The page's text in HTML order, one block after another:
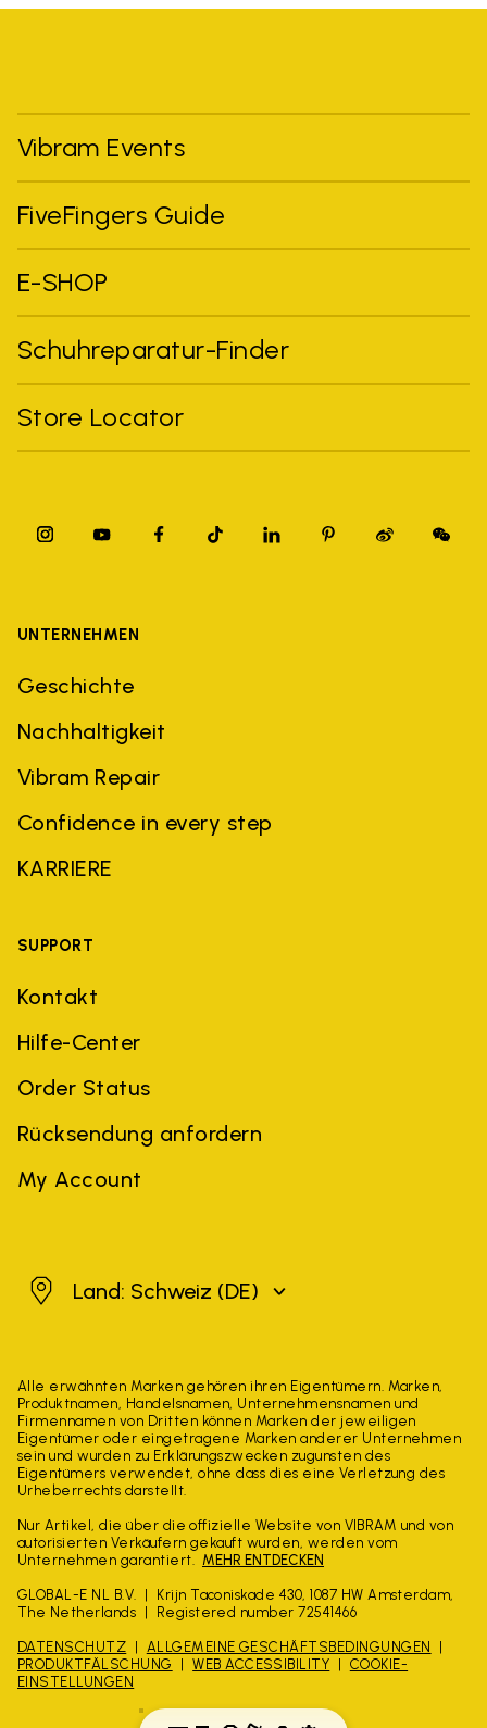
Vibram Events
FiveFingers Guide
E-SHOP
Schuhreparatur-Finder
Store Locator
UNTERNEHMEN
Geschichte
Nachhaltigkeit
Vibram Repair
Confidence in every step
KARRIERE
SUPPORT
Kontakt
Hilfe-Center
Order Status
Rücksendung anfordern
My Account
SchweizLand: Schweiz (DE)
Alle erwähnten Marken gehören ihren Eigentümern. Marken,
Produktnamen, Handelsnamen, Unternehmensnamen und
Firmennamen von Dritten können Marken der jeweiligen
Eigentümer oder eingetragene Marken anderer Unternehmen
sein und wurden zu Erklärungszwecken zugunsten des
Eigentümers verwendet, ohne dass dies eine Verletzung des
Urheberrechts darstellt.
Nur Artikel, die über die offizielle Website von VIBRAM und von
autorisierten Verkäufern gekauft wurden, werden vom
Unternehmen garantiert. MEHR ENTDECKEN
GLOBAL-E NL B.V.
Krijn Taconiskade 430, 1087 HW Amsterdam,
The Netherlands
Registered number 72541466
DATENSCHUTZ
ALLGEMEINE GESCHÄFTSBEDINGUNGEN
PRODUKTFÄLSCHUNG
WEB ACCESSIBILITY
COOKIE-
EINSTELLUNGEN